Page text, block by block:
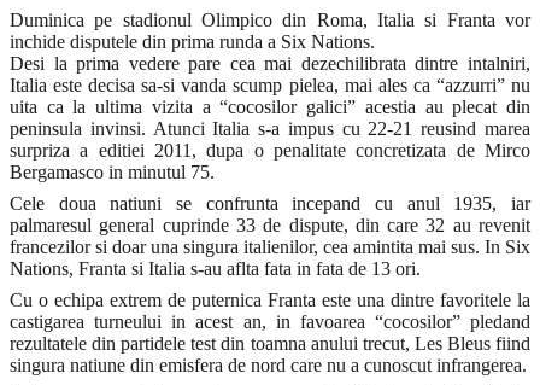
Duminica pe stadionul Olimpico din Roma, Italia si Franta vor
inchide disputele din prima runda a Six Nations.
Desi la prima vedere pare cea mai dezechilibrata dintre intalniri,
Italia este decisa sa-si vanda scump pielea, mai ales ca “azzurri” nu
uita ca la ultima vizita a “cocosilor galici” acestia au plecat din
peninsula invinsi. Atunci Italia s-a impus cu 22-21 reusind marea
surpriza a editiei 2011, dupa o penalitate concretizata de Mirco
Bergamasco in minutul 75.
Cele doua natiuni se confrunta incepand cu anul 1935, iar
palmaresul general cuprinde 33 de dispute, din care 32 au revenit
francezilor si doar una singura italienilor, cea amintita mai sus. In Six
Nations, Franta si Italia s-au aflta fata in fata de 13 ori.
Cu o echipa extrem de puternica Franta este una dintre favoritele la
castigarea turneului in acest an, in favoarea “cocosilor” pledand
rezultatele din partidele test din toamna anului trecut, Les Bleus fiind
singura natiune din emisfera de nord care nu a cunoscut infrangerea.